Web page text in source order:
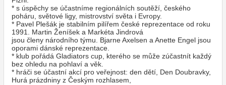
* s úspěchy se účastníme regionálních soutěží, českého
poháru, světové ligy, mistrovství světa i Evropy.
* Pavel Plešák je stabilním pilířem české reprezentace od roku
1991. Martin Ženíšek a Markéta Jindrová
jsou členy národního týmu. Bjarne Axelsen a Anette Engel jsou
oporami dánské reprezentace.
* klub pořádá Gladiators cup, kterého se může zúčastnít každý
bez ohledu na pohlaví a věk.
* hráči se účastní akcí pro veřejnost: den dětí, Den Doubravky,
Hurá prázdniny z Českým rozhlasem,